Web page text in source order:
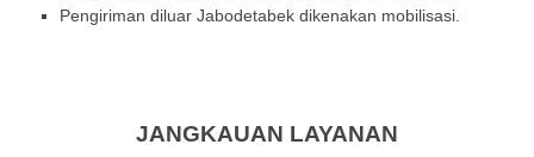
Pengiriman diluar Jabodetabek dikenakan mobilisasi.
JANGKAUAN LAYANAN